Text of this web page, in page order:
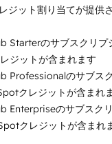
ジット割り当てが提供さ
Starterのサブスクリプ
ジットが含まれます
Professionalのサブスク
クレジットが含まれ
Enterpriseのサブスクリ
クレジットが含まれ